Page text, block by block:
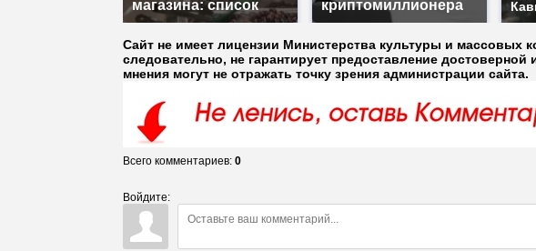
магазина: список
криптомиллионера
Сайт не имеет лицензии Министерства культуры и массовых
следовательно, не гарантирует предоставление
мнения могут не отражать точку зрения администрации сайта.
Всего комментариев: 0
Войдите: